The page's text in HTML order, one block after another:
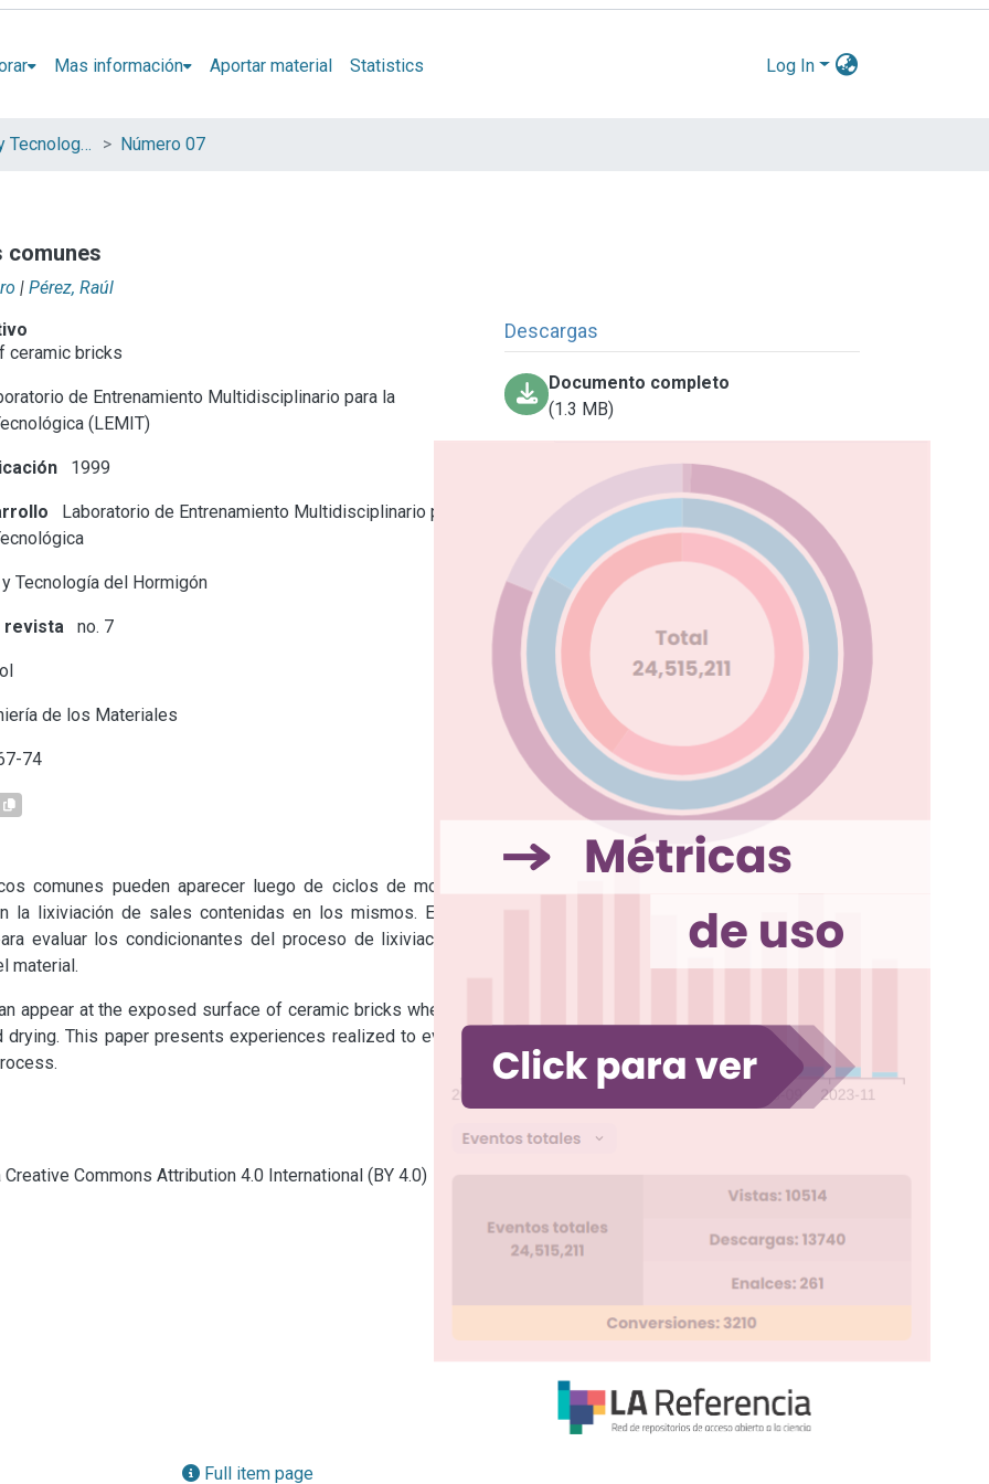
Mas información Aportar material Statistics Log In
Revista Ciencia y Tecnología del Hormigón Número 07
comunes
| Pérez, Raúl
ceramic bricks
de Entrenamiento Multidisciplinario para la
(LEMIT)
1999
Laboratorio de Entrenamiento Multidisciplinario para la
Tecnología del Hormigón
revista no. 7
de los Materiales
74
Descargas
Documento completo
(1.3 MB)
comunes pueden aparecer luego de ciclos de mojado y
la lixiviación de sales contenidas en los mismos. En este
evaluar los condicionantes del proceso de lixiviación, en
material.
at the exposed surface of ceramic bricks when they
This paper presents experiences realized to evaluate
Commons Attribution 4.0 International (BY 4.0)
Full item page